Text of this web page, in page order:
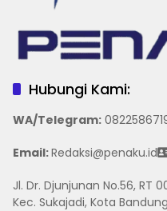
Hubungi Kami:
WA/Telegram:
Email:Redaksi@penaku.id
Jl. Dr. Djunjunan No.56, RT
Kec. Sukajadi, Kota